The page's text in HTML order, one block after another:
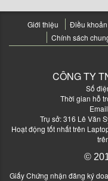
Giới thiệu Điều
Chính sách
CÔNG TY
Số
Thời gian hỗ
Trụ sở: 316 Lê Văn
Hoạt động tốt nhất trên
©
Giấy Chứng nhận đăng ký